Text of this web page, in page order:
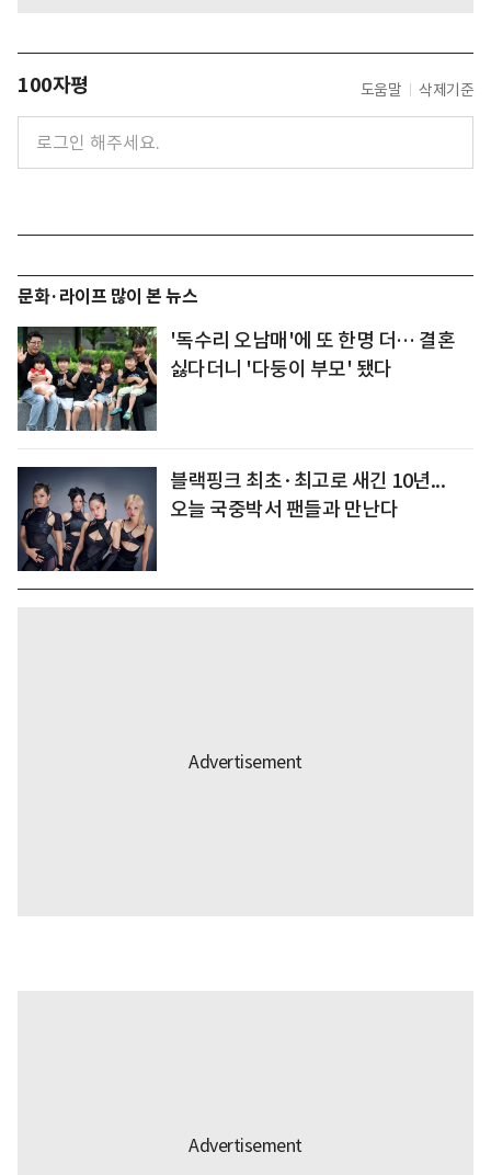
100자평 도움말 삭제기준
문화·라이프 많이 본 뉴스
'독수리 오남매'에 또 한명 더… 결혼
싫다더니 '다둥이 부모' 됐다
블랙핑크 최초·최고로 새긴 10년...
오늘 국중박서 팬들과 만난다